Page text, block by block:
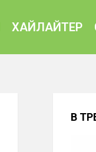
ХАЙЛАЙТЕР
В